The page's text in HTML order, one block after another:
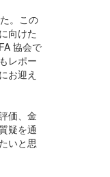
。この
向けた
協会で
レポー
お迎え
価、金
疑を通
いと思